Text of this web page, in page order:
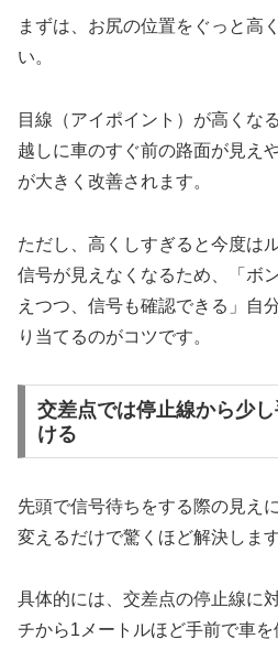
まずは、お尻の位置をぐっと高
い。
目線（アイポイント）が高くな
越しに車のすぐ前の路面が見え
が大きく改善されます。
ただし、高くしすぎると今度は
信号が見えなくなるため、「ボ
えつつ、信号も確認できる」自
り当てるのがコツです。
交差点では停止線から少
ける
先頭で信号待ちをする際の見え
変えるだけで驚くほど解決します
具体的には、交差点の停止線に
チから1メートルほど手前で車